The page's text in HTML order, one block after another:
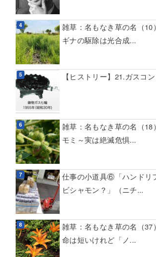
雑草：名もなき草の名（10
ギナの駆除は光合成...
【ヒストリー】21.ガスコ
雑草：名もなき草の名（18
モミ～実は絶滅危惧...
仕事の小道具⑥「ハンドリ
ビシャモン？」（ニチ...
雑草：名もなき草の名（37
命は短いけれど「ノ...